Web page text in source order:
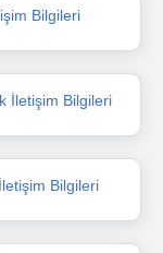
Bilgileri
İletişim Bilgileri
Bilgileri